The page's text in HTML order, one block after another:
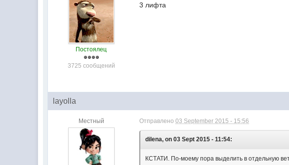
Постоялец
3725 сообщений
3 лифта
layolla
Местный Отправлено03 September 2015 - 15:56
dilena, on 03 Sept 2015 - 11:54:
КСТАТИ. По-моему пора выделить в отдельную